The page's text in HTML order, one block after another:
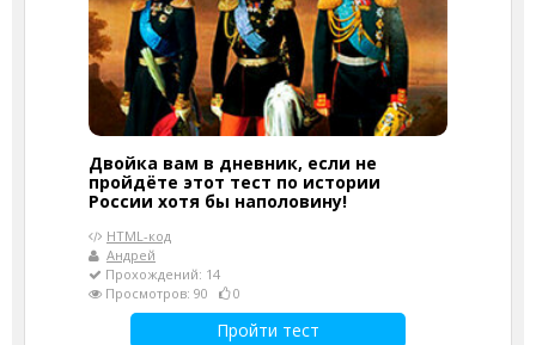
Двойка вам в дневник, если не
пройдёте этот тест по истории
России хотя бы наполовину!
HTML-код
Андрей
Прохождений: 14
Просмотров: 90
0
Пройти тест